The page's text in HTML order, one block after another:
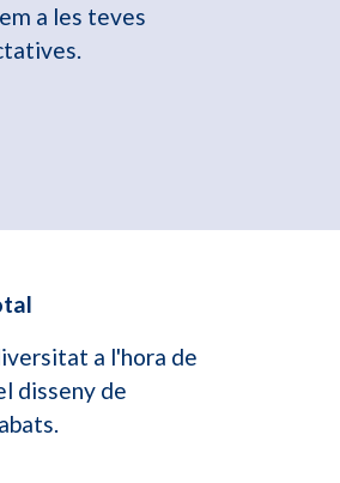
a les teves
a l'hora de
disseny de